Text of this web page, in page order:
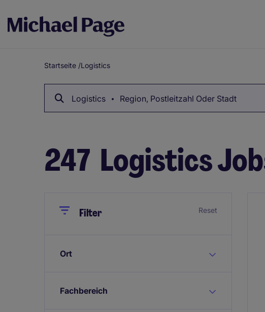
Breadcrumb
Startseite /Logistics
Logistics Region, Postleitzahl Oder Stadt
247 Logistics
CloseFilter Reset
Ort
Fachbereich